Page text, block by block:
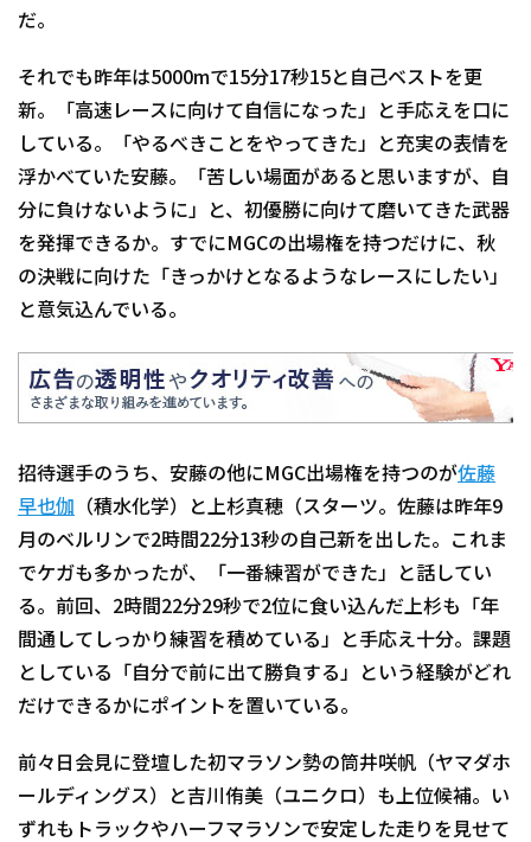
だ。
それでも昨年は5000mで15分17秒15と自己ベストを更
新。「高速レースに向けて自信になった」と手応えを口に
している。「やるべきことをやってきた」と充実の表情を
浮かべていた安藤。「苦しい場面があると思いますが、自
分に負けないように」と、初優勝に向けて磨いてきた武器
を発揮できるか。すでにMGCの出場権を持つだけに、秋
の決戦に向けた「きっかけとなるようなレースにしたい」
と意気込んでいる。
招待選手のうち、安藤の他にMGC出場権を持つのが佐藤
早也伽
（積水化学）と上杉真穂（スターツ。佐藤は昨年9
月のベルリンで2時間22分13秒の自己新を出した。これま
でケガも多かったが、「一番練習ができた」と話してい
る。前回、2時間22分29秒で2位に食い込んだ上杉も「年
間通してしっかり練習を積めている」と手応え十分。課題
としている「自分で前に出て勝負する」という経験がどれ
だけできるかにポイントを置いている。
前々日会見に登壇した初マラソン勢の筒井咲帆（ヤマダホ
ールディングス）と吉川侑美（ユニクロ）も上位候補。い
ずれもトラックやハーフマラソンで安定した走りを見せて